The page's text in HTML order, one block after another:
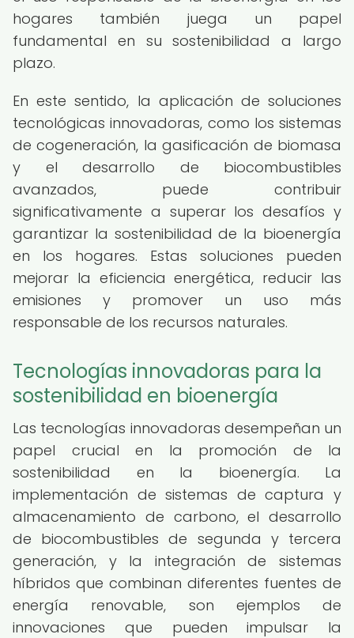
hogares también juega un papel
fundamental en su sostenibilidad a largo
plazo.
En este sentido, la aplicación de soluciones
tecnológicas innovadoras, como los sistemas
de cogeneración, la gasificación de biomasa
y el desarrollo de biocombustibles
avanzados, puede contribuir
significativamente a superar los desafíos y
garantizar la sostenibilidad de la bioenergía
en los hogares. Estas soluciones pueden
mejorar la eficiencia energética, reducir las
emisiones y promover un uso más
responsable de los recursos naturales.
Tecnologías innovadoras para la
sostenibilidad en bioenergía
Las tecnologías innovadoras desempeñan un
papel crucial en la promoción de la
sostenibilidad en la bioenergía. La
implementación de sistemas de captura y
almacenamiento de carbono, el desarrollo
de biocombustibles de segunda y tercera
generación, y la integración de sistemas
híbridos que combinan diferentes fuentes de
energía renovable, son ejemplos de
innovaciones que pueden impulsar la